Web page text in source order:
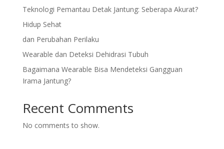
Teknologi Pemantau Detak Jantung: Seberapa Akurat?
Hidup Sehat
dan Perubahan Perilaku
Wearable dan Deteksi Dehidrasi Tubuh
Bagaimana Wearable Bisa Mendeteksi Gangguan
Irama Jantung?
Recent Comments
No comments to show.